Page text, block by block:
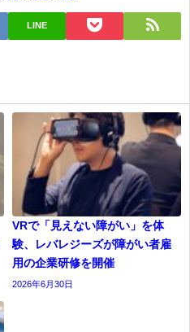
LINE
VRで「見えない障がい」を体
験、レバレジーズが障がい者雇
用の企業研修を開催
2026年6月30日